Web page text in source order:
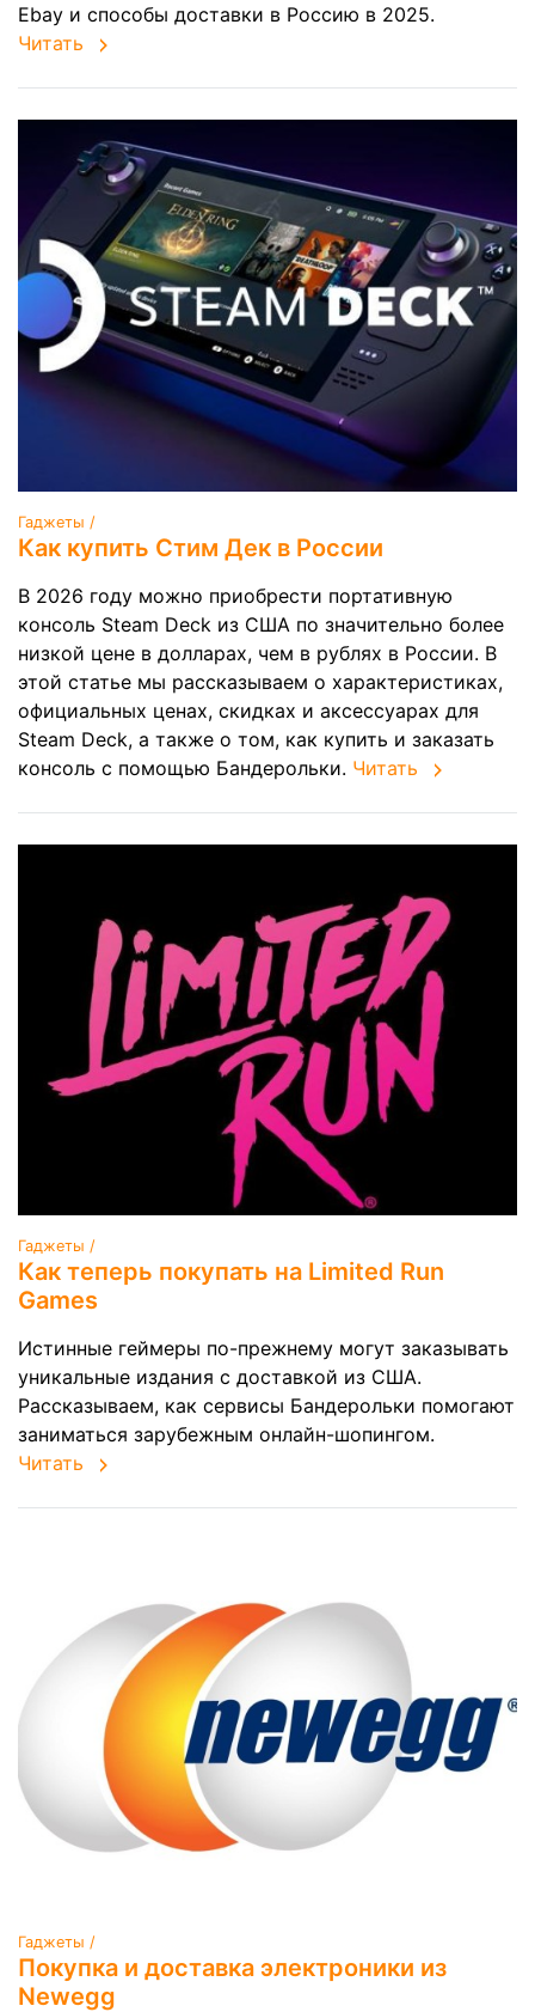
Ebay и способы доставки в Россию в 2025.
Читать
Гаджеты /
Как купить Стим Дек в России
В 2026 году можно приобрести портативную
консоль Steam Deck из США по значительно более
низкой цене в долларах, чем в рублях в России. В
этой статье мы рассказываем о характеристиках,
официальных ценах, скидках и аксессуарах для
Steam Deck, а также о том, как купить и заказать
консоль с помощью Бандерольки. Читать
Гаджеты /
Как теперь покупать на Limited Run
Games
Истинные геймеры по-прежнему могут заказывать
уникальные издания с доставкой из США.
Рассказываем, как сервисы Бандерольки помогают
заниматься зарубежным онлайн-шопингом.
Читать
Гаджеты /
Покупка и доставка электроники из
Newegg